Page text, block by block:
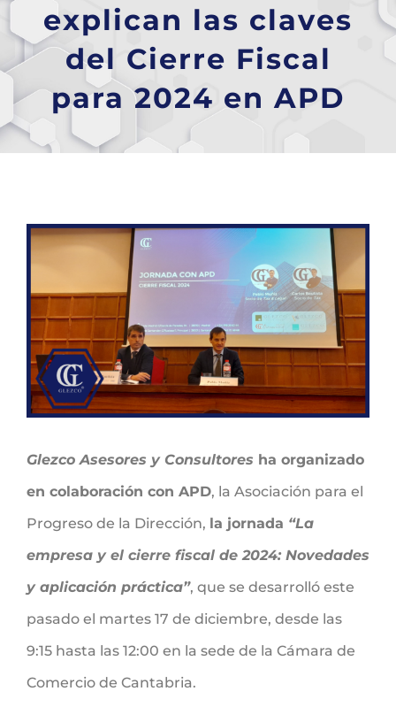
explican las claves
del Cierre Fiscal
para 2024 en APD
Ver
más
grande
Glezco Asesores y Consultores ha organizado
en colaboración con APD, la Asociación para el
Progreso de la Dirección, la jornada “La
empresa y el cierre fiscal de 2024: Novedades
y aplicación práctica”, que se desarrolló este
pasado el martes 17 de diciembre, desde las
9:15 hasta las 12:00 en la sede de la Cámara de
Comercio de Cantabria.